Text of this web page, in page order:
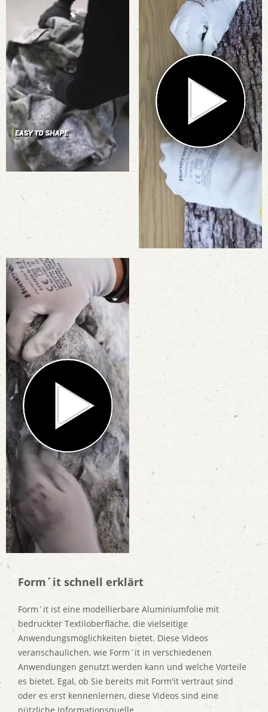
Form´it schnell erklärt
Form´it ist eine modellierbare Aluminiumfolie mit
bedruckter Textiloberfläche, die vielseitige
Anwendungsmöglichkeiten bietet. Diese Videos
veranschaulichen, wie Form´it in verschiedenen
Anwendungen genutzt werden kann und welche Vorteile
es bietet. Egal, ob Sie bereits mit Form'it vertraut sind
oder es erst kennenlernen, diese Videos sind eine
nützliche Informationsquelle.